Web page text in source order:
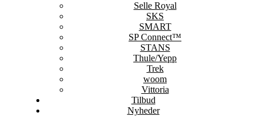
Selle Royal
SKS
SMART
SP Connect™
STANS
Thule/Yepp
Trek
woom
Vittoria
Tilbud
Nyheder